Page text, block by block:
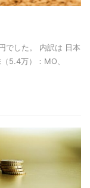
でした。 内訳は 日本
5.4万）：MO、